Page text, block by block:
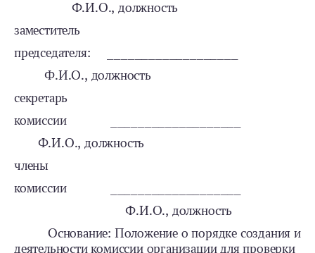
Ф.И.О., должность
заместитель
председателя: ___________________
Ф.И.О., должность
секретарь
комиссии ___________________
Ф.И.О., должность
члены
комиссии ___________________
Ф.И.О., должность
Основание: Положение о порядке создания и
деятельности комиссии организации для проверки